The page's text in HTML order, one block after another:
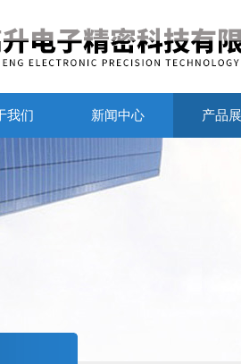
我们 新闻中心 产品